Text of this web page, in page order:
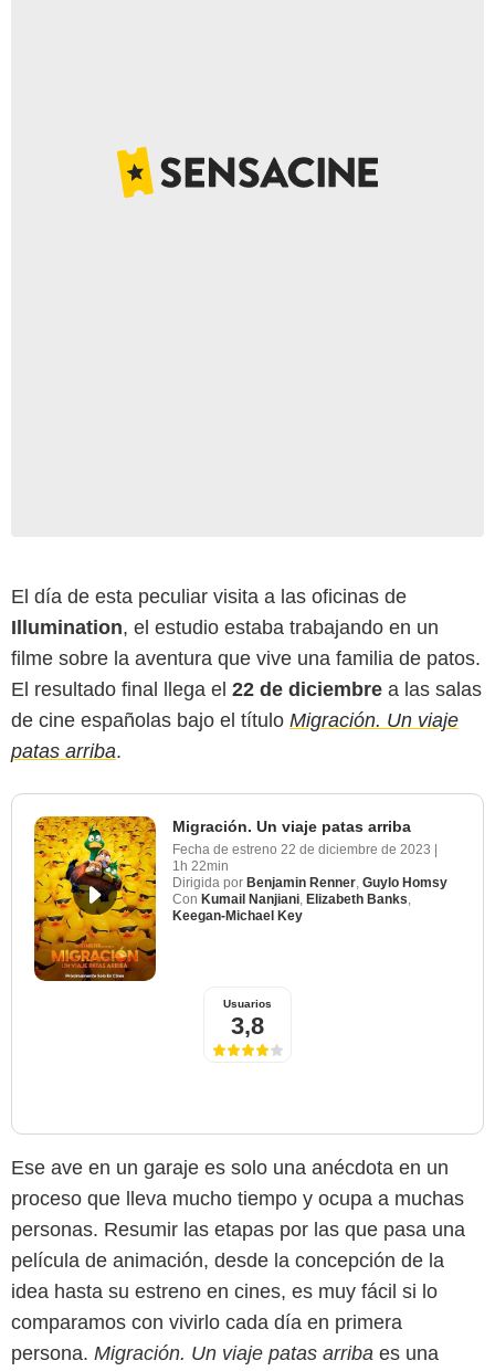
El día de esta peculiar visita a las oficinas de
Illumination, el estudio estaba trabajando en un
filme sobre la aventura que vive una familia de patos.
El resultado final llega el 22 de diciembre a las salas
de cine españolas bajo el título Migración. Un viaje
patas arriba.
Migración. Un viaje patas arriba
Fecha de estreno 22 de diciembre de 2023 |
1h 22min
Dirigida por Benjamin Renner Guylo Homsy
Con Kumail Nanjiani Elizabeth Banks
Keegan-Michael Key
Usuarios
3,8
Ese ave en un garaje es solo una anécdota en un
proceso que lleva mucho tiempo y ocupa a muchas
personas. Resumir las etapas por las que pasa una
película de animación, desde la concepción de la
idea hasta su estreno en cines, es muy fácil si lo
comparamos con vivirlo cada día en primera
persona. Migración. Un viaje patas arriba es una